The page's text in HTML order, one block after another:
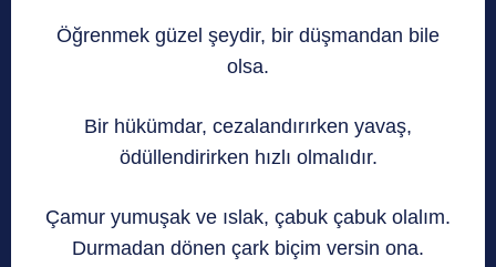
Öğrenmek güzel şeydir, bir düşmandan bile
olsa.
Bir hükümdar, cezalandırırken yavaş,
ödüllendirirken hızlı olmalıdır.
Çamur yumuşak ve ıslak, çabuk çabuk olalım.
Durmadan dönen çark biçim versin ona.